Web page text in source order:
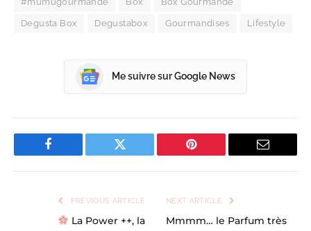
Degusta Box Degustabox Gourmandises Lifestyle
Me suivre sur Google News
Facebook Twitter Pinterest Email
PREVIOUS ARTICLE
La Power ++, la
NEXT ARTICLE
Mmmm… le Parfum très